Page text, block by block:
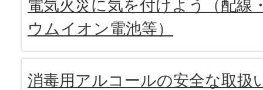
電気火災に気を付けよう（配線
ウムイオン電池等）
消毒用アルコールの安全な取扱